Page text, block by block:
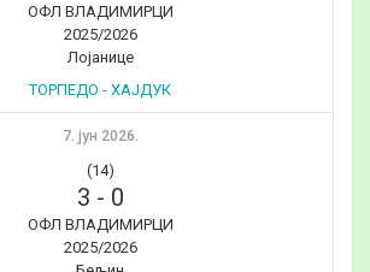
ОФЛ ВЛАДИМИРЦИ
2025/2026
Лојанице
ТОРПЕДО - ХАЈДУК
7. јун 2026.
(14)
3 - 0
ОФЛ ВЛАДИМИРЦИ
2025/2026